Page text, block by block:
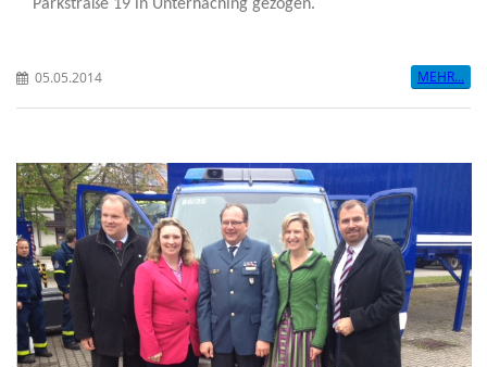
Parkstraße 19 in Unterhaching gezogen.
05.05.2014 MEHR...